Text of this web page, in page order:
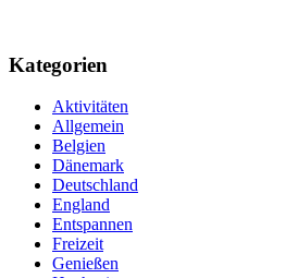
Kategorien
Aktivitäten
Allgemein
Belgien
Dänemark
Deutschland
England
Entspannen
Freizeit
Genießen